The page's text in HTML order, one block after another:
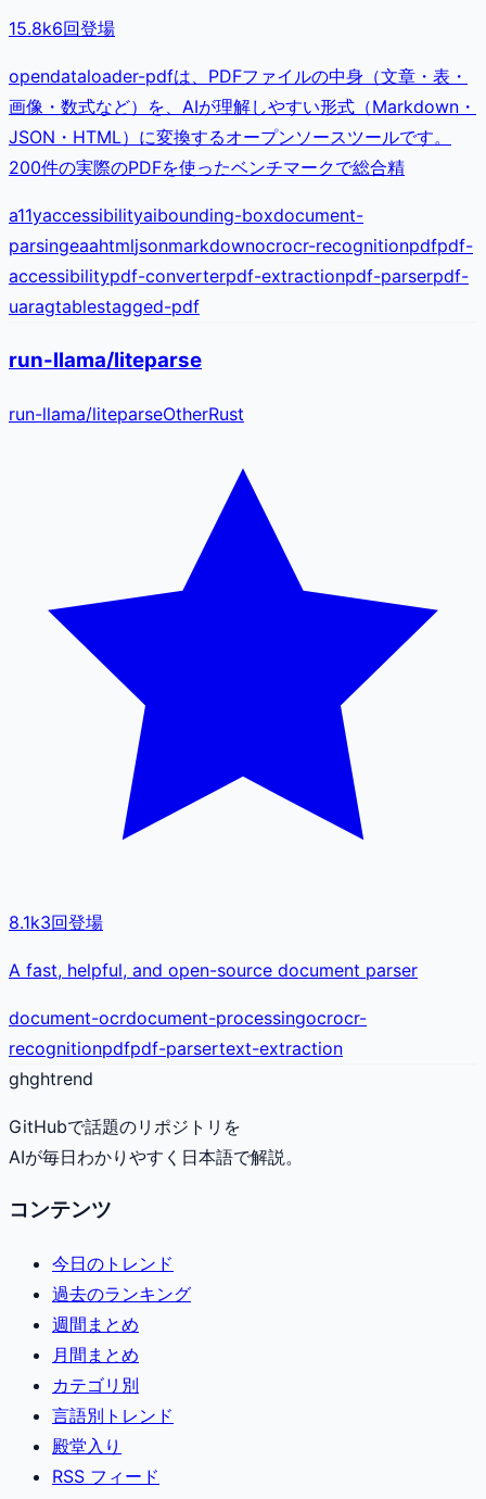
15.8k6回登場
opendataloader-pdfは、PDFファイルの中身（文章・表・
画像・数式など）を、AIが理解しやすい形式（Markdown・
JSON・HTML）に変換するオープンソースツールです。
200件の実際のPDFを使ったベンチマークで総合精
a11yaccessibilityaibounding-boxdocument-
parsingeaahtmljsonmarkdownocrocr-recognitionpdfpdf-
accessibilitypdf-converterpdf-extractionpdf-parserpdf-
uaragtablestagged-pdf
run-llama/liteparse
run-llama/liteparseOtherRust
8.1k3回登場
A fast, helpful, and open-source document parser
document-ocrdocument-processingocrocr-
recognitionpdfpdf-parsertext-extraction
ghghtrend
GitHubで話題のリポジトリを
AIが毎日わかりやすく日本語で解説。
コンテンツ
今日のトレンド
過去のランキング
週間まとめ
月間まとめ
カテゴリ別
言語別トレンド
殿堂入り
RSS フィード